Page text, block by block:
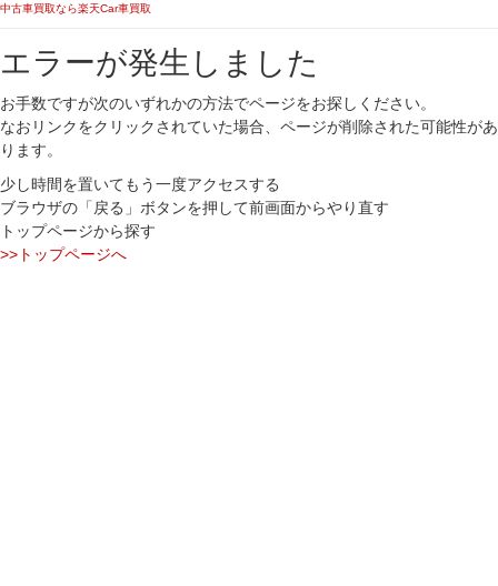
中古車買取なら楽天Car車買取
エラーが発生しました
お手数ですが次のいずれかの方法でページをお探しください。
なおリンクをクリックされていた場合、ページが削除された可能性があ
ります。
少し時間を置いてもう一度アクセスする
ブラウザの「戻る」ボタンを押して前画面からやり直す
トップページから探す
>>トップページへ